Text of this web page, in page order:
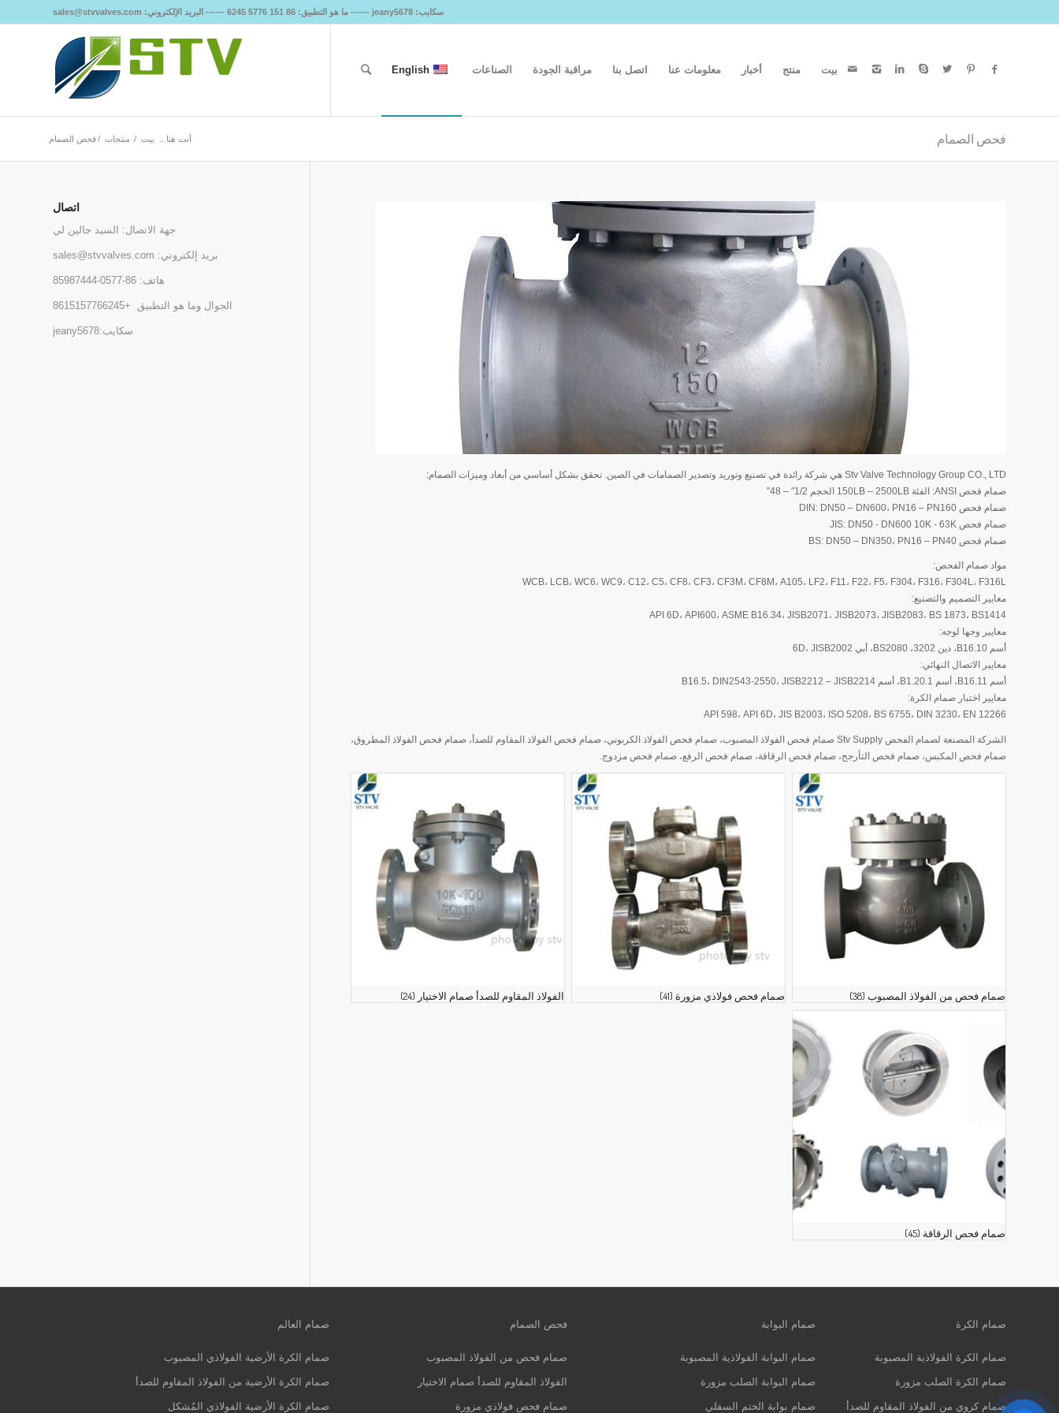
سكايب: jeany5678 ------ ما هو التطبيق: 86 151 5776 6245 ------ البريد الإلكتروني: sales@stvvalves.com
بيت منتج أخبار معلومات عنا اتصل بنا مراقبة الجودة الصناعات English
فحص الصمام أنت هنا .. بيت / منتجات /فحص الصمام
Stv Valve Technology Group CO., LTD هي شركة رائدة في تصنيع وتوريد وتصدير الصمامات في الصين. تحقق بشكل أساسي من أبعاد وميزات الصمام:
صمام فحص ANSI: الفئة 150LB – 2500LB الحجم 1/2″ – 48″
صمام فحص DIN: DN50 – DN600، PN16 – PN160
صمام فحص JIS: DN50 - DN600 10K - 63K
صمام فحص BS: DN50 – DN350، PN16 – PN40
مواد صمام الفحص:
WCB، LCB، WC6، WC9، C12، C5، CF8، CF3، CF3M، CF8M، A105، LF2، F11، F22، F5، F304، F316، F304L، F316L
معايير التصميم والتصنيع:
API 6D، API600، ASME B16.34، JISB2071، JISB2073، JISB2083، BS 1873، BS1414
معايير وجها لوجه:
أسم B16.10، دين 3202، BS2080، أبي 6D، JISB2002
معايير الاتصال النهائي:
أسم B16.11، أسم B1.20.1، أسم B16.5، DIN2543-2550، JISB2212 – JISB2214
معايير اختبار صمام الكرة:
API 598، API 6D، JIS B2003، ISO 5208، BS 6755، DIN 3230، EN 12266
الشركة المصنعة لصمام الفحص Stv Supply صمام فحص الفولاذ المصبوب، صمام فحص الفولاذ الكربوني، صمام فحص الفولاذ المقاوم للصدأ، صمام فحص الفولاذ المطروق،
صمام فحص المكبس، صمام فحص التأرجح، صمام فحص الرقاقة، صمام فحص الرفع، صمام فحص مزدوج.
صمام فحص من الفولاذ المصبوب (38) صمام فحص فولاذي مزورة (41) الفولاذ المقاوم للصدأ صمام الاختيار (24)
صمام فحص الرقاقة (45)
اتصال
جهة الاتصال: السيد جالين لي
بريد إلكتروني: sales@stvvalves.com
هاتف: 86-0577-85987444
الجوال وما هو التطبيق +8615157766245
سكايب:jeany5678
صمام الكرة
صمام الكرة الفولاذية المصبوبة
صمام الكرة الصلب مزورة
صمام كروي من الفولاذ المقاوم للصدأ
صمام البوابة
صمام البوابة الفولاذية المصبوبة
صمام البوابة الصلب مزورة
صمام بوابة الختم السفلي
فحص الصمام
صمام فحص من الفولاذ المصبوب
الفولاذ المقاوم للصدأ صمام الاختيار
صمام فحص فولاذي مزورة
صمام العالم
صمام الكرة الأرضية الفولاذي المصبوب
صمام الكرة الأرضية من الفولاذ المقاوم للصدأ
صمام الكرة الأرضية الفولاذي المُشكل